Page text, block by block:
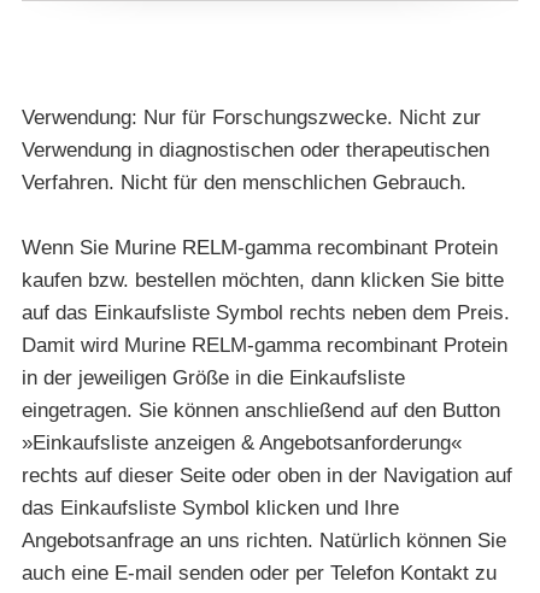
Verwendung: Nur für Forschungszwecke. Nicht zur
Verwendung in diagnostischen oder therapeutischen
Verfahren. Nicht für den menschlichen Gebrauch.
Wenn Sie Murine RELM-gamma recombinant Protein
kaufen bzw. bestellen möchten, dann klicken Sie bitte
auf das Einkaufsliste Symbol rechts neben dem Preis.
Damit wird Murine RELM-gamma recombinant Protein
in der jeweiligen Größe in die Einkaufsliste
eingetragen. Sie können anschließend auf den Button
»Einkaufsliste anzeigen & Angebotsanforderung«
rechts auf dieser Seite oder oben in der Navigation auf
das Einkaufsliste Symbol klicken und Ihre
Angebotsanfrage an uns richten. Natürlich können Sie
auch eine E-mail senden oder per Telefon Kontakt zu